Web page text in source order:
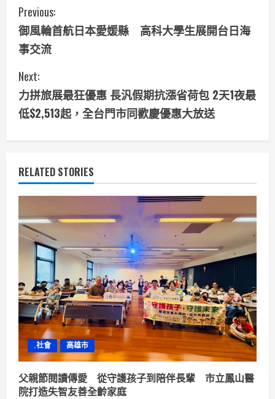
C
o
n
t
i
n
u
e
R
e
a
d
i
n
g
Previous:
御風輪首航日本愛媛縣 高科大學生展開台日海
事交流
Next:
力拼旅展最狂優惠 長汎假期抗漲省荷包 2天1夜最
低$2,513起，全台門市同歡慶優惠大放送
RELATED STORIES
.社會 高雄市
父親節閱讀傳愛 從守護孩子到陪伴長輩 市立鳳山醫
院打造失智友善全齡家庭